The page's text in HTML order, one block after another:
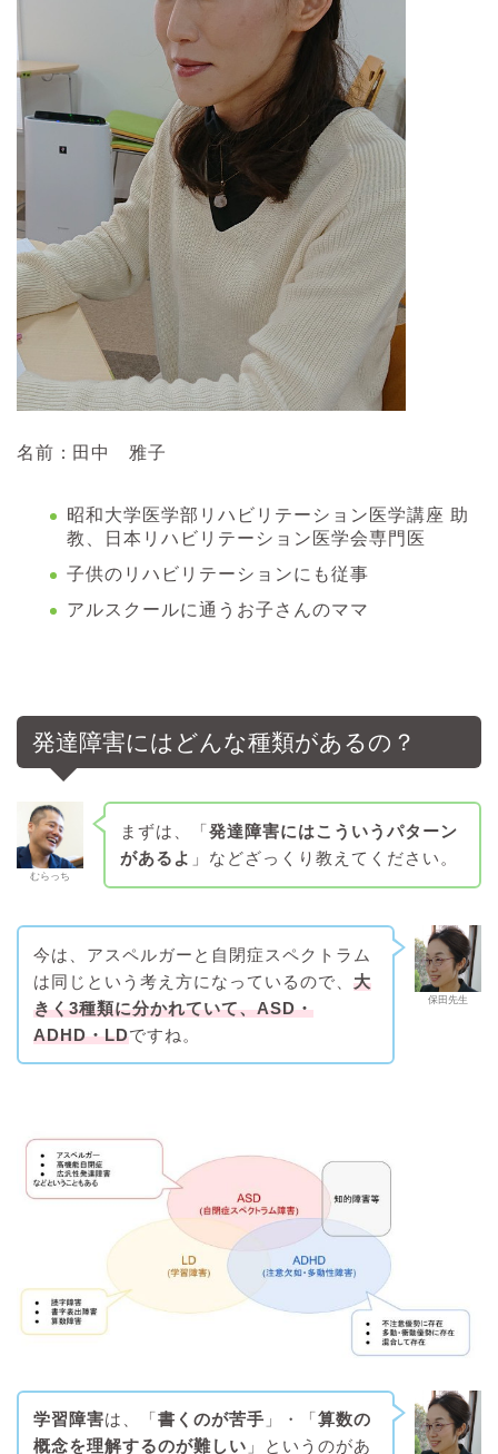
名前：田中 雅子
昭和大学医学部リハビリテーション医学講座 助
教、日本リハビリテーション医学会専門医
子供のリハビリテーションにも従事
アルスクールに通うお子さんのママ
発達障害にはどんな種類があるの？
むらっち
まずは、「発達障害にはこういうパターン
があるよ 」などざっくり教えてください。
保田先生
今は、アスペルガーと自閉症スペクトラム
は同じという考え方になっているので、 大
きく3種類に分かれていて、ASD・
ADHD・LDですね。
学習障害は、「書くのが苦手 」・「算数の
概念を理解するのが難しい 」というのがあ